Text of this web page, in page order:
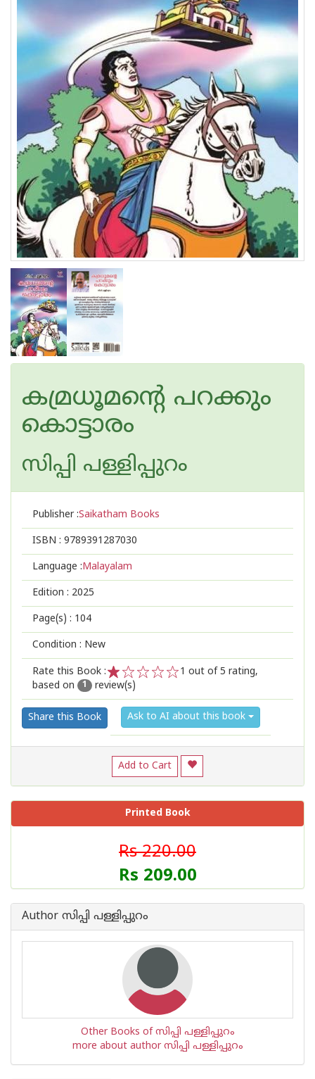
കമ്രധൂമന്റെ പറക്കും
കൊട്ടാരം
സിപ്പി പള്ളിപ്പുറം
Publisher :Saikatham Books
ISBN : 9789391287030
Language :Malayalam
Edition : 2025
Page(s) : 104
Condition : New
Rate this Book :
2
1
1 out of 5 rating,
based on
1 review(s)
Share this Book Ask to AI about this book
Add to Cart
Printed Book
Rs 220.00
Rs 209.00
Author സിപ്പി പള്ളിപ്പുറം
Other Books of സിപ്പി പള്ളിപ്പുറം
more about author സിപ്പി പള്ളിപ്പുറം